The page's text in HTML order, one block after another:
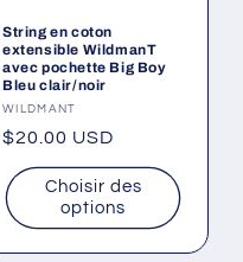
String en coton
extensible WildmanT
avec pochette Big Boy
Bleu clair/noir
Fournisseur :
WILDMANT
Prix
habituel
$20.00 USD
Choisir des
options